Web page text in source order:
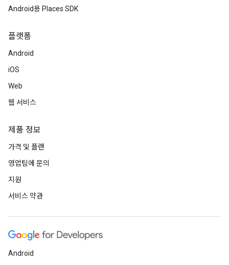
Android용 Places SDK
플랫폼
Android
iOS
Web
웹 서비스
제품 정보
가격 및 플랜
영업팀에 문의
지원
서비스 약관
Android